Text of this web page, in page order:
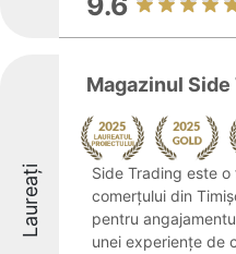
Laureați
Magazinul Side
Side Trading este
comerțului din
pentru
unei experiențe de